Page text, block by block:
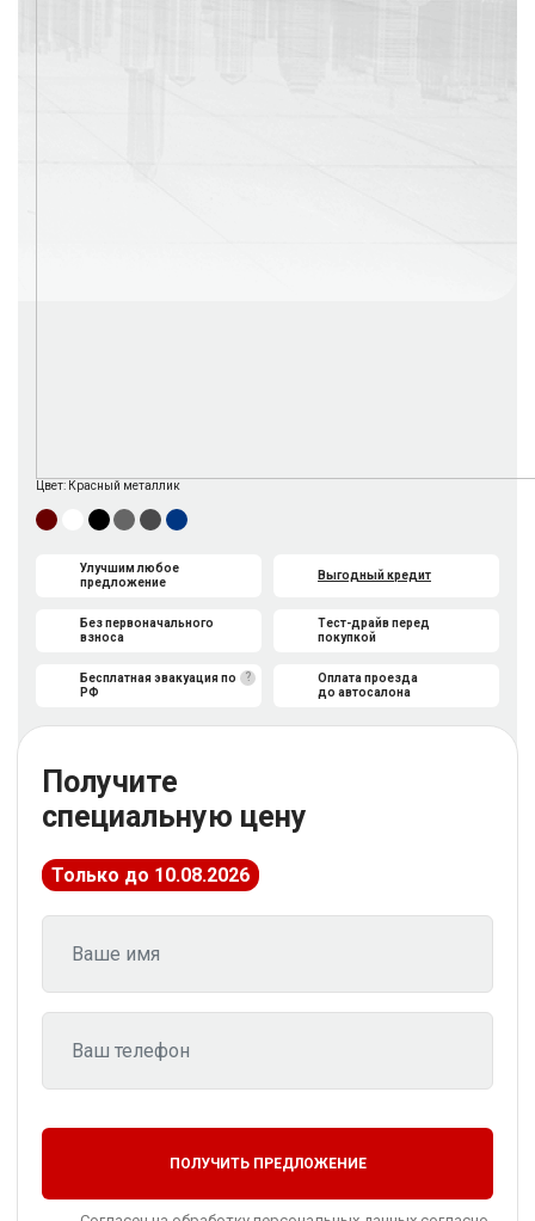
Цвет: Красный металлик
Улучшим любое
предложение
Без первоначального
взноса
Выгодный кредит
Тест-драйв перед
покупкой
?
Бесплатная эвакуация по
РФ
Оплата проезда
до автосалона
Получите
специальную цену
Только до 10.08.2026
ПОЛУЧИТЬ ПРЕДЛОЖЕНИЕ